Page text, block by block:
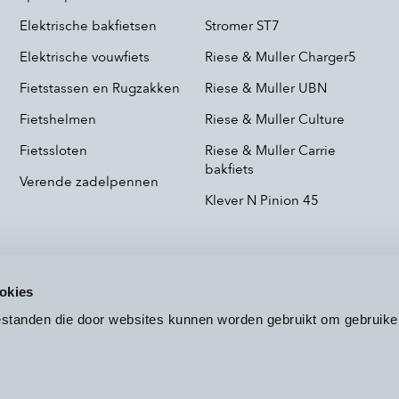
die door websites kunnen worden gebruikt om
Elektrische bakfietsen
Elektrische vouwfiets
Fietstassen en Rugzakken
Fietshelmen
Fietssloten
Verende zadelpennen
Stromer ST7
Riese & Muller Charger5
Riese & Muller UBN
Riese & Muller Culture
Riese & Muller Carrie
bakfiets
Klever N Pinion 45